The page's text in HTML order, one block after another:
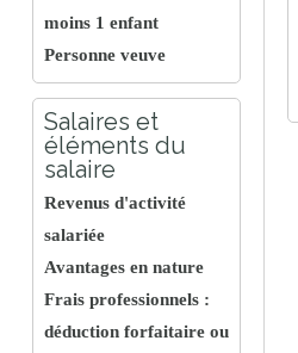
moins 1 enfant
Personne veuve
Salaires et
éléments du
salaire
Revenus d'activité
salariée
Avantages en nature
Frais professionnels :
déduction forfaitaire ou